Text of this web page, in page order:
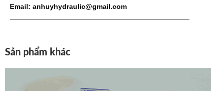
Email: anhuyhydraulic@gmail.com
——————————————————————————
Sản phẩm khác